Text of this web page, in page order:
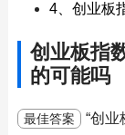
4、创业板
创业板指
的可能吗
最佳答案
“创业